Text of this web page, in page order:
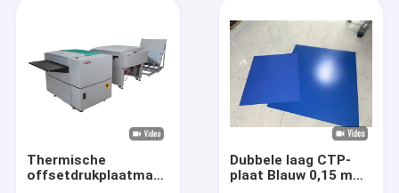
Thermische
offsetdrukplaatmaker
Dubbele laag CTP-
plaat Blauw 0,15 mm